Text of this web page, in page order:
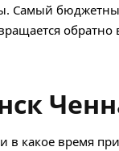
Самый
обратно
в какое время